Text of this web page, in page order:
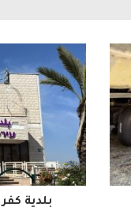
بلدية